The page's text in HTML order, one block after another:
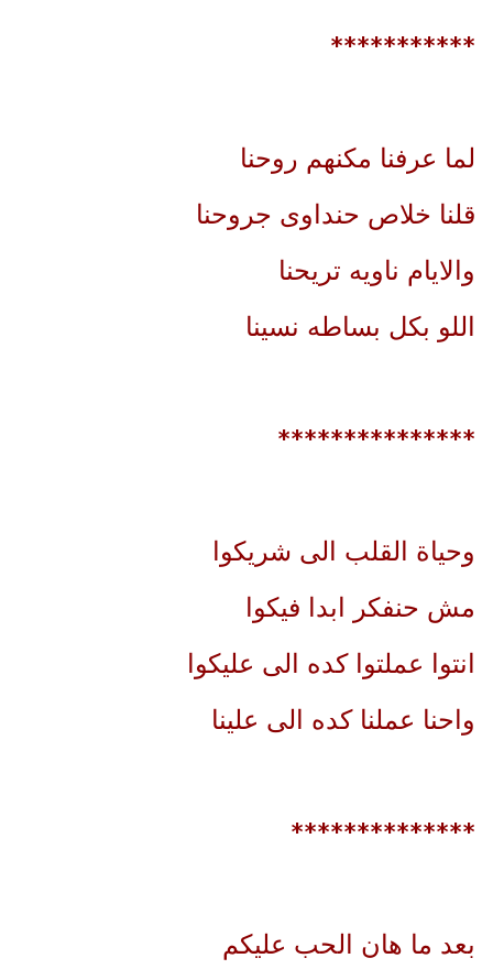
***********
لما عرفنا مكنهم روحنا
قلنا خلاص حنداوى جروحنا
والايام ناويه تريحنا
اللو بكل بساطه نسينا
***************
وحياة القلب الى شريكوا
مش حنفكر ابدا فيكوا
انتوا عملتوا كده الى عليكوا
واحنا عملنا كده الى علينا
**************
بعد ما هان الحب عليكم